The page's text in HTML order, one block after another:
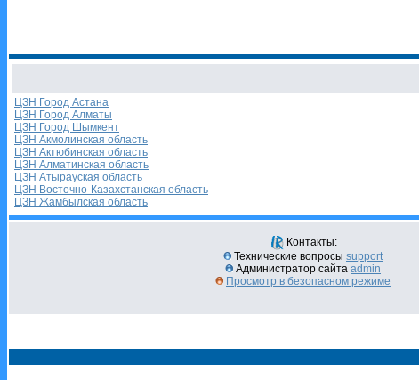
ЦЗН Город Астана
ЦЗН Город Алматы
ЦЗН Город Шымкент
ЦЗН Акмолинская область
ЦЗН Актюбинская область
ЦЗН Алматинская область
ЦЗН Атырауская область
ЦЗН Восточно-Казахстанская область
ЦЗН Жамбылская область
Контакты:
Технические вопросы support
Администратор сайта admin
Просмотр в безопасном режиме